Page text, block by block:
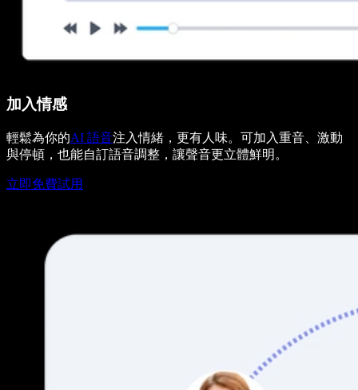
加入情感
輕鬆為你的AI 語音注入情緒，更有人味。可加入重音、激動
與停頓，也能自訂語音調整，讓聲音更立體鮮明。
立即免費試用